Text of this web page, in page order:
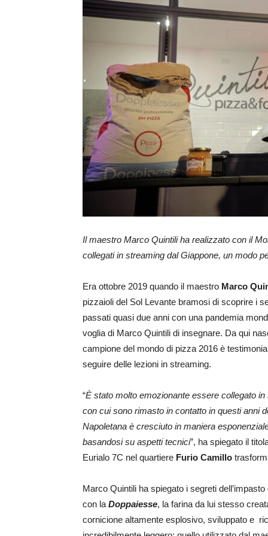
Il maestro Marco Quintili ha realizzato con il
collegati in streaming dal Giappone, un modo
Era ottobre 2019 quando il maestro Marco
pizzaioli del Sol Levante bramosi di scoprire i
passati quasi due anni con una pandemia
voglia di Marco Quintili di insegnare. Da qui
campione del mondo di pizza 2016 è
seguire delle lezioni in streaming.
“È stato molto emozionante essere collegato
con cui sono rimasto in contatto in questi anni
Napoletana è cresciuto in maniera
basandosi su aspetti tecnici”, ha spiegato il
Eurialo 7C nel quartiere Furio Camillo
Marco Quintili ha spiegato i segreti
con la Doppaiesse, la farina da lui stesso
cornicione altamente esplosivo, sviluppato e